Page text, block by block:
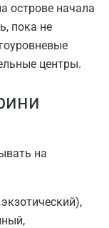
острове начала
пока не
центры.
на